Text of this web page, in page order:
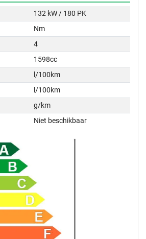
132 kW / 180 PK
Nm
4
1598cc
l/100km
l/100km
g/km
Niet beschikbaar